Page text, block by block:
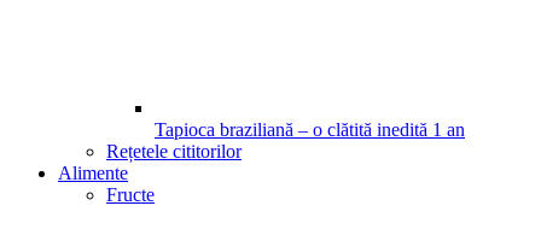
Tapioca braziliană – o clătită inedită 1 an
Rețetele cititorilor
Alimente
Fructe